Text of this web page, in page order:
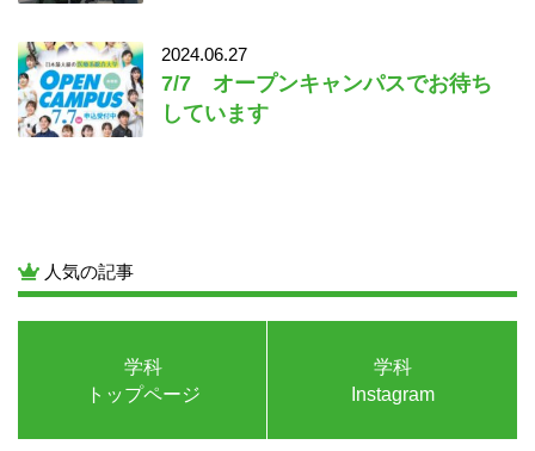
2024.06.27
7/7 オープンキャンパスでお待ち
しています
人気の記事
学科
トップページ
学科
Instagram